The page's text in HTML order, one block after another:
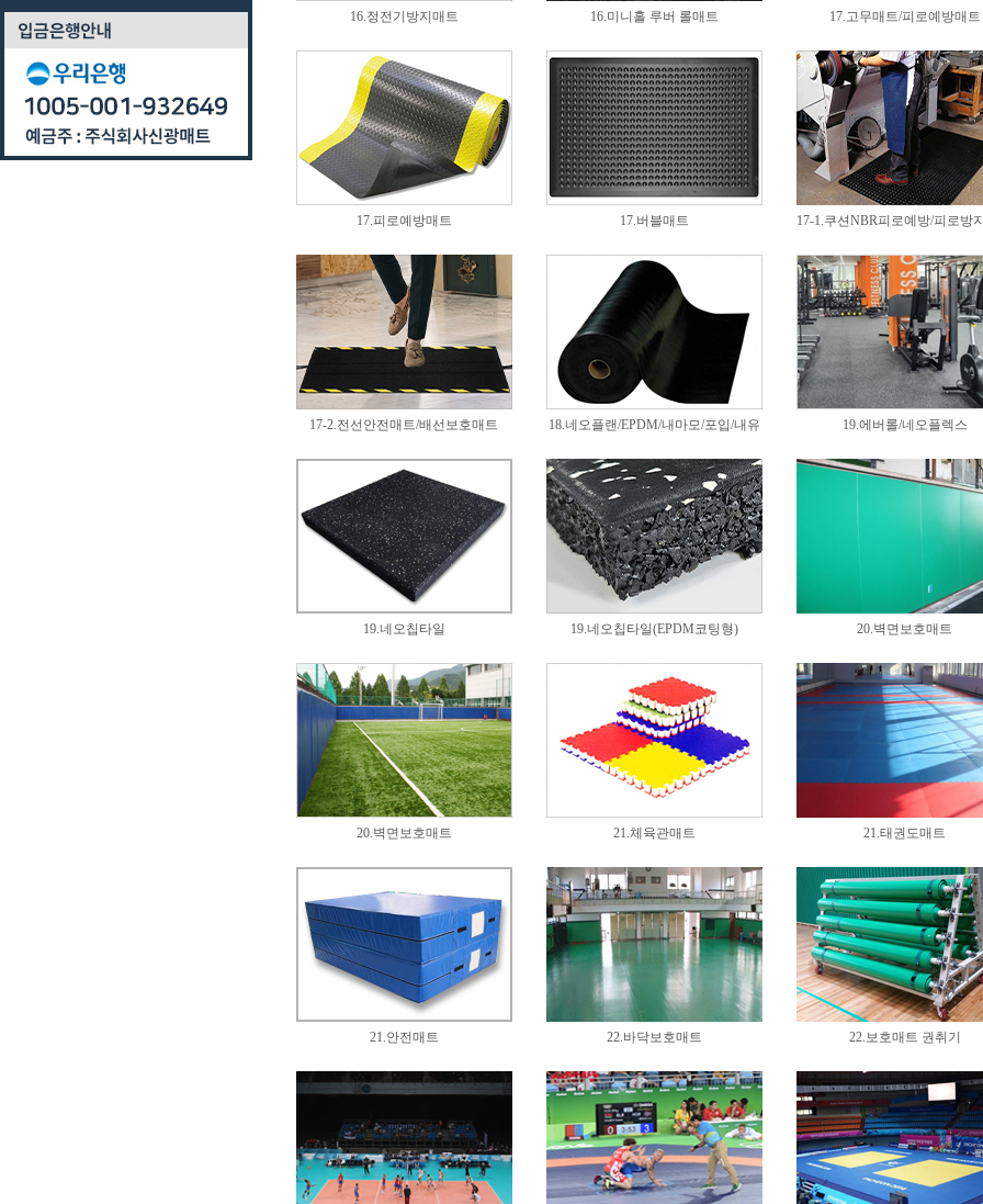
16.정전기방지매트 16.미니홀 루버 롤매트 17.고무매트/피로예방매트
17.피로예방매트 17.버블매트 17-1.쿠션NBR피로예방/피로방
17-2.전선안전매트/배선보호매트 18.네오플랜/EPDM/내마모/포입/내유 19.에버롤/네오플렉스
19.네오칩타일 19.네오칩타일(EPDM코팅형) 20.벽면보호매트
20.벽면보호매트 21.체육관매트 21.태권도매트
21.안전매트 22.바닥보호매트 22.보호매트 권취기